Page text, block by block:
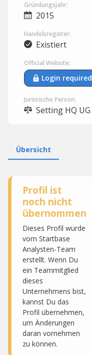
Gründungsjahr:
2015
Handelsregister:
Existiert
Official Website:
Login required
Juristische Person:
Setting HQ UG
Übersicht
Profil ist
noch nicht
übernommen
Dieses Profil wurde
vom Startbase
Analysten-Team
erstellt. Wenn Du
ein Teammitglied
dieses
Unternehmens bist,
kannst Du das
Profil übernehmen,
um Änderungen
daran vornehmen
zu können.